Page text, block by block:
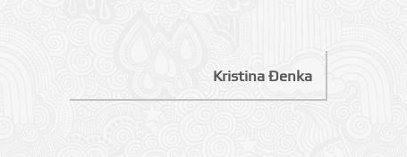
Kristina Đenka